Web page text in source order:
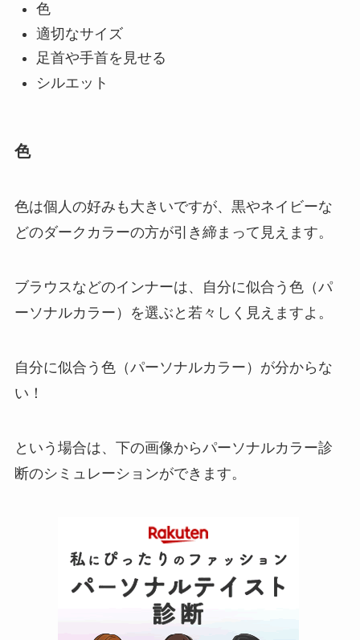
色
適切なサイズ
足首や手首を見せる
シルエット
色
色は個人の好みも大きいですが、黒やネイビーな
どのダークカラーの方が引き締まって見えます。
ブラウスなどのインナーは、自分に似合う色（パ
ーソナルカラー）を選ぶと若々しく見えますよ。
自分に似合う色（パーソナルカラー）が分からな
い！
という場合は、下の画像からパーソナルカラー診
断のシミュレーションができます。